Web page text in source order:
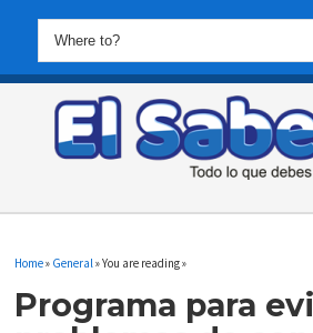
Home» General » You are reading »
Programa para